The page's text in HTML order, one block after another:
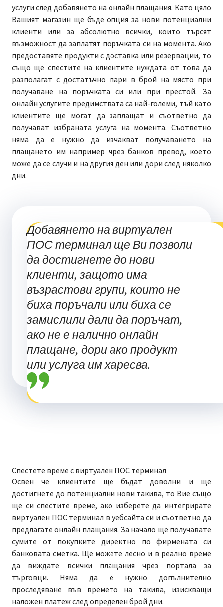
услуги след добавянето на онлайн плащания. Като цяло
Вашият магазин ще бъде опция за нови потенциални
клиенти или за абсолютно всички, които търсят
възможност да заплатят поръчката си на момента. Ако
предоставяте продукти с доставка или резервации, то
също ще спестите на клиентите нуждата от това да
разполагат с достатъчно пари в брой на място при
получаване на поръчката си или при престой. За
онлайн услугите предимствата са най-големи, тъй като
клиентите ще могат да заплащат и съответно да
получават избраната услуга на момента. Съответно
няма да е нужно да изчакват получаването на
плащането им например чрез банков превод, което
може да се случи и на другия ден или дори след няколко
дни.
Добавянето на виртуален
ПОС терминал ще Ви позволи
да достигнете до нови
клиенти, защото има
възрастови групи, които не
биха поръчали или биха се
замислили дали да поръчат,
ако не е налично онлайн
плащане, дори ако продукт
или услуга им харесва.
Спестете време с виртуален ПОС терминал
Освен че клиентите ще бъдат доволни и ще
достигнете до потенциални нови такива, то Вие също
ще си спестите време, ако изберете да интегрирате
виртуален ПОС терминал в уебсайта си и съответно да
предлагате онлайн плащания. За начало ще получавате
сумите от покупките директно по фирмената си
банковата сметка. Ще можете лесно и в реално време
да виждате всички плащания чрез портала за
търговци. Няма да е нужно допълнително
проследяване във времето на такива, изискващи
наложен платеж след определен брой дни.